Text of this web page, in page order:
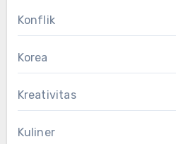
Konflik
Korea
Kreativitas
Kuliner